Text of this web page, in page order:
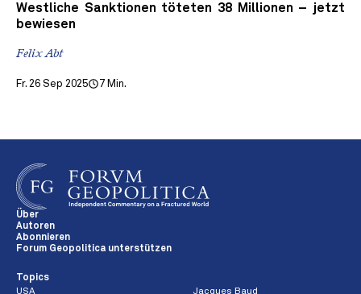
Westliche Sanktionen töteten 38 Millionen – jetzt
bewiesen
Felix Abt
Fr. 26 Sep 2025 7 Min.
Über
Autoren
Abonnieren
Forum Geopolitica unterstützen
Topics
USA
Jacques Baud